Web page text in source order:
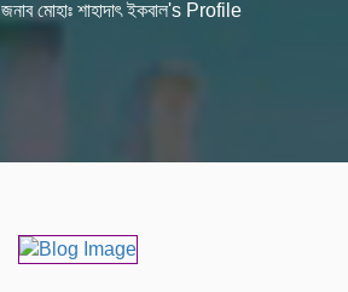
জনাব মোহাঃ শাহাদাৎ ইকবাল's Profile